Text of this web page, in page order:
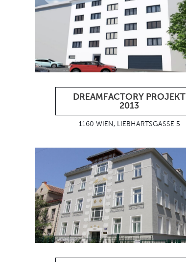
DREAMFACTORY PROJEKT
2013
1160 WIEN, LIEBHARTSGASSE 5